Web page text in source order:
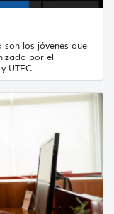
los jóvenes que
por el
UTEC